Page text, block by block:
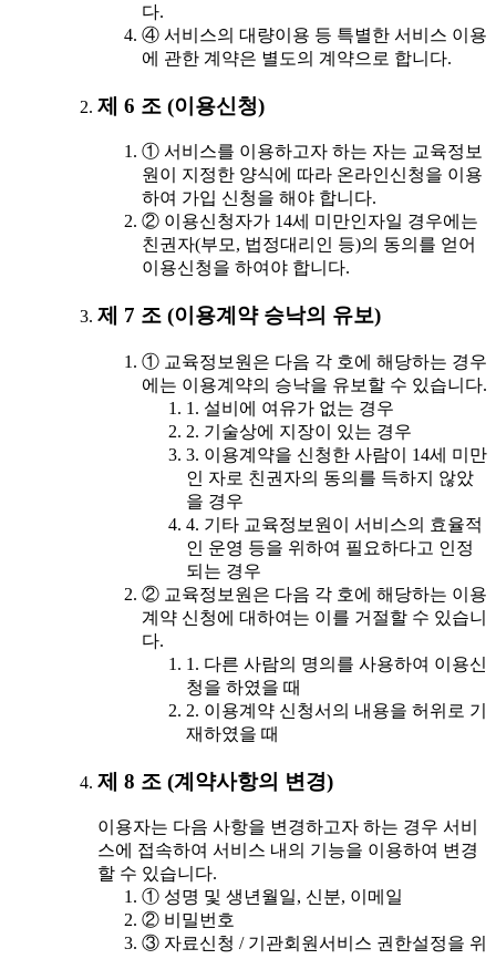
다.
④ 서비스의 대량이용 등 특별한 서비스 이용
에 관한 계약은 별도의 계약으로 합니다.
제 6 조 (이용신청)
① 서비스를 이용하고자 하는 자는 교육정보
원이 지정한 양식에 따라 온라인신청을 이용
하여 가입 신청을 해야 합니다.
② 이용신청자가 14세 미만인자일 경우에는
친권자(부모, 법정대리인 등)의 동의를 얻어
이용신청을 하여야 합니다.
제 7 조 (이용계약 승낙의 유보)
① 교육정보원은 다음 각 호에 해당하는 경우
에는 이용계약의 승낙을 유보할 수 있습니다.
1. 설비에 여유가 없는 경우
2. 기술상에 지장이 있는 경우
3. 이용계약을 신청한 사람이 14세 미만
인 자로 친권자의 동의를 득하지 않았
을 경우
4. 기타 교육정보원이 서비스의 효율적
인 운영 등을 위하여 필요하다고 인정
되는 경우
② 교육정보원은 다음 각 호에 해당하는 이용
계약 신청에 대하여는 이를 거절할 수 있습니
다.
1. 다른 사람의 명의를 사용하여 이용신
청을 하였을 때
2. 이용계약 신청서의 내용을 허위로 기
재하였을 때
제 8 조 (계약사항의 변경)
이용자는 다음 사항을 변경하고자 하는 경우 서비
스에 접속하여 서비스 내의 기능을 이용하여 변경
할 수 있습니다.
① 성명 및 생년월일, 신분, 이메일
② 비밀번호
③ 자료신청 / 기관회원서비스 권한설정을 위